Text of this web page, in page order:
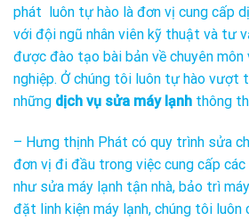
phát luôn tự hào là đơn vị cung cấp
với đội ngũ nhân viên kỹ thuật và tư
được đào tạo bài bản về chuyên môn
nghiệp. Ở chúng tôi luôn tự hào vượt
những dịch vụ sửa máy lạnh thông
– Hưng thịnh Phát có quy trình sửa
đơn vị đi đầu trong việc cung cấp
như sửa máy lạnh tận nhà, bảo trì
đặt linh kiện máy lạnh, chúng tôi luôn